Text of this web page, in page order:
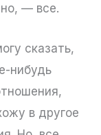
— все.
сказать,
нибудь
в другое